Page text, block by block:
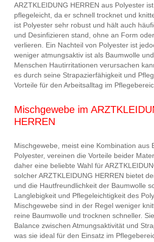
ARZTKLEIDUNG HERREN aus Polyester
pflegeleicht, da er schnell trocknet und
ist Polyester sehr robust und hält auch
und Desinfizieren stand, ohne an Form
verlieren. Ein Nachteil von Polyester ist
weniger atmungsaktiv ist als Baumwolle
Menschen Hautirritationen verursachen
es durch seine Strapazierfähigkeit und
Vorteile für den Arbeitsalltag im
Mischgewebe im
HERREN
Mischgewebe, meist eine Kombination aus
Polyester, vereinen die Vorteile beider
daher eine beliebte Wahl für
solcher ARZTKLEIDUNG HERREN bietet
und die Hautfreundlichkeit der Baumwolle
Langlebigkeit und Pflegeleichtigkeit des
Mischgewebe sind in der Regel weniger
reine Baumwolle und trocknen schneller.
Balance zwischen Atmungsaktivität und
was sie ideal für den Einsatz im